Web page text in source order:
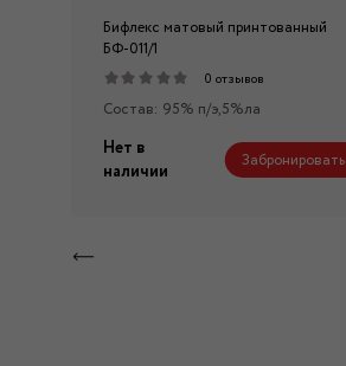
Бифлекс матовый принтованный
БФ-011/1
0 отзывов
Состав: 95% п/э,5%ла
Нет в
наличии
Забронировать